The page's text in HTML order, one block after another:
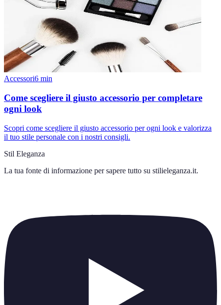
Accessori6 min
Come scegliere il giusto accessorio per completare
ogni look
Scopri come scegliere il giusto accessorio per ogni look e valorizza
il tuo stile personale con i nostri consigli.
Stil Eleganza
La tua fonte di informazione per sapere tutto su stilieleganza.it.